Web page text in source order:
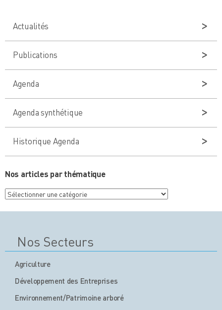
Actualités
Publications
Agenda
Agenda synthétique
Historique Agenda
Nos articles par thématique
Nos
articles
Nos Secteurs
Agriculture
Développement des Entreprises
Environnement/Patrimoine arboré